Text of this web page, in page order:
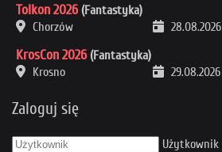
Tolkon 2026 (Fantastyka)
Chorzów
28.08.2026
KrosCon 2026 (Fantastyka)
Krosno
29.08.2026
Zaloguj się
Użytkownik